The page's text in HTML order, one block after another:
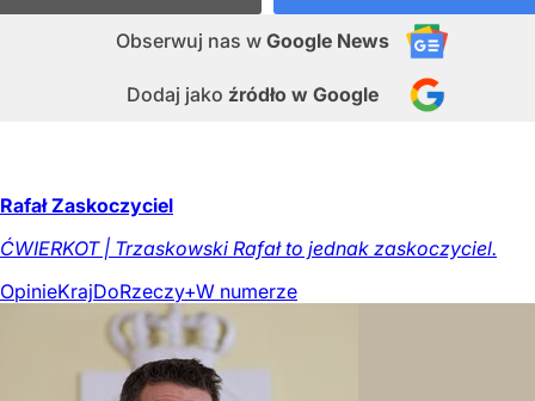
Obserwuj nas w Google News
Dodaj jako źródło w Google
Rafał Zaskoczyciel
ĆWIERKOT | Trzaskowski Rafał to jednak zaskoczyciel.
OpinieKrajDoRzeczy+W numerze